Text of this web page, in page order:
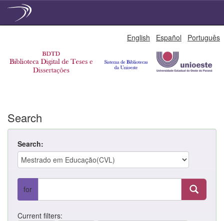
English Español Português
Search
Search:
for
Current filters: